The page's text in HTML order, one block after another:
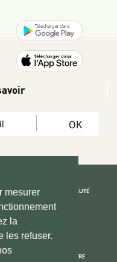
mesurer
la
les refuser.
OK
REJOIGNEZ LA COMMUNAUTÉ
NOUS CONNAÎTRE